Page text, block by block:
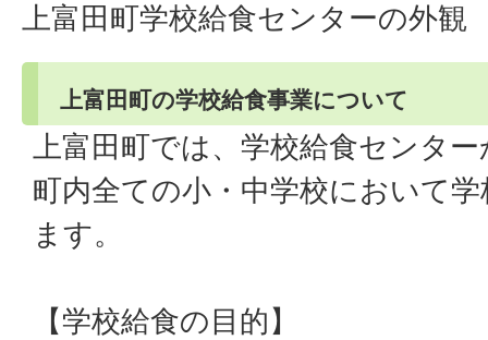
上富田町学校給食センターの外観
上富田町の学校給食事業について
上富田町では、学校給食センタ
町内全ての小・中学校において
ます。
【学校給食の目的】